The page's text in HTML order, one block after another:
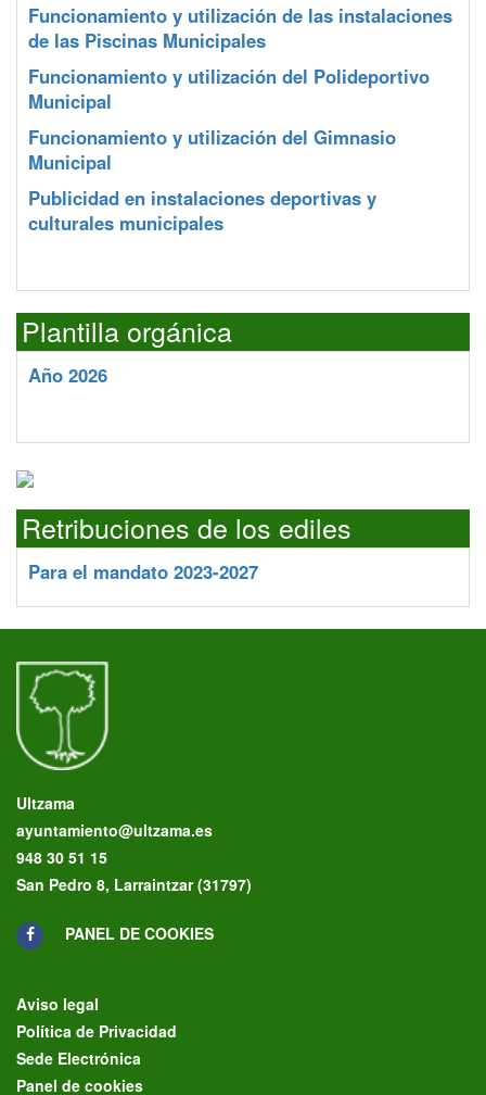
Funcionamiento y utilización de las instalaciones
de las Piscinas Municipales
Funcionamiento y utilización del Polideportivo
Municipal
Funcionamiento y utilización del Gimnasio
Municipal
Publicidad en instalaciones deportivas y
culturales municipales
Plantilla orgánica
Año 2026
Retribuciones de los ediles
Para el mandato 2023-2027
Ultzama
ayuntamiento@ultzama.es
948 30 51 15
San Pedro 8, Larraintzar (31797)
PANEL DE COOKIES
Aviso legal
Política de Privacidad
Sede Electrónica
Panel de cookies